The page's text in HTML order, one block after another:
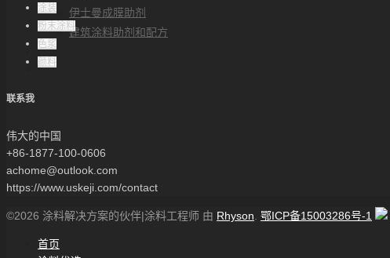
伊士曼成膜助剂
建筑涂料助剂和配方
帮助中心
联系方式
涂装
粉末涂料
色浆
颜料
联系我
伟大的中国
+86-1877-100-0606
achome@outlook.com
https://www.uskeji.com/contact
©2026 涂料解决方案的伙伴|涂料工程师 由 Rhyson 鄂ICP备15003286号-1
首页